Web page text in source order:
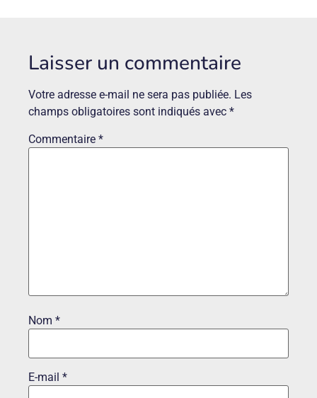
Laisser un commentaire
Votre adresse e-mail ne sera pas publiée. Les
champs obligatoires sont indiqués avec *
Commentaire *
Nom *
E-mail *